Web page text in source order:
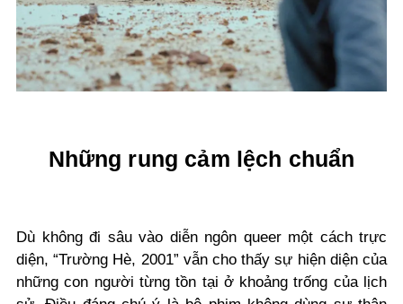
Những rung cảm lệch chuẩn
Dù không đi sâu vào diễn ngôn queer một cách trực
diện, “Trường Hè, 2001” vẫn cho thấy sự hiện diện của
những con người từng tồn tại ở khoảng trống của lịch